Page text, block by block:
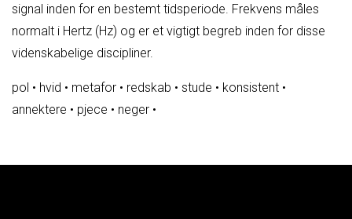
signal inden for en bestemt tidsperiode. Frekvens måles
normalt i Hertz (Hz) og er et vigtigt begreb inden for disse
videnskabelige discipliner.
pol • hvid • metafor • redskab • stude • konsistent •
annektere • pjece • neger •